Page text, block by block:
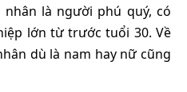
là người phú quý, có
lớn từ trước tuổi 30. Về
dù là nam hay nữ cũng